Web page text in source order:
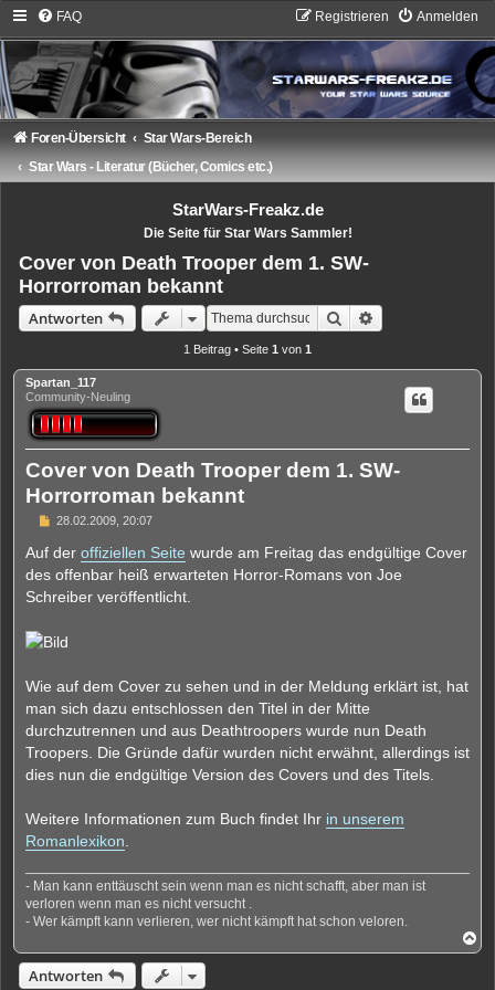
FAQ Anmelden
Registrieren
Foren-Übersicht
Star Wars-Bereich
Star Wars - Literatur (Bücher, Comics etc.)
StarWars-Freakz.de
Die Seite für Star Wars Sammler!
Cover von Death Trooper dem 1. SW-
Horrorroman bekannt
Antworten Suche
1 Beitrag • Seite 1 von 1
Spartan_117
Community-Neuling
Cover von Death Trooper dem 1. SW-
Horrorroman bekannt
B
r
a
g
28.02.2009, 20:07
Auf der offiziellen Seite wurde am Freitag das endgültige Cover
des offenbar heiß erwarteten Horror-Romans von Joe
Schreiber veröffentlicht.
Wie auf dem Cover zu sehen und in der Meldung erklärt ist, hat
man sich dazu entschlossen den Titel in der Mitte
durchzutrennen und aus Deathtroopers wurde nun Death
Troopers. Die Gründe dafür wurden nicht erwähnt, allerdings ist
dies nun die endgültige Version des Covers und des Titels.
Weitere Informationen zum Buch findet Ihr in unserem
Romanlexikon.
- Man kann enttäuscht sein wenn man es nicht schafft, aber man ist
verloren wenn man es nicht versucht .
- Wer kämpft kann verlieren, wer nicht kämpft hat schon veloren.
a
Antworten